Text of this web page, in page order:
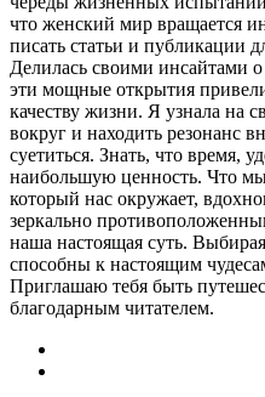
что женский мир вращается
писать статьи и публикации
Делилась своими инсайтами
эти мощные открытия
качеству жизни. Я узнала на
вокруг и находить резонанс
суетиться. Знать, что время,
наибольшую ценность. Что
который нас окружает,
зеркально
наша настоящая суть.
способны к настоящим
Приглашаю тебя быть
благодарным читателем.